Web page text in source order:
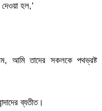
হল,’
আমি তাদের সকলকে পথভ্রষ্ট
ব্যতীত।